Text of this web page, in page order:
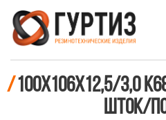
/100х106х12,5/3,0
шток/